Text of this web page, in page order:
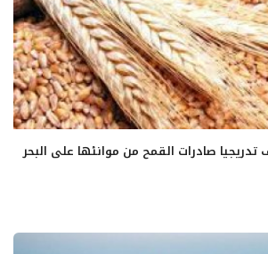
صادرات القمح من موانئها على البحر